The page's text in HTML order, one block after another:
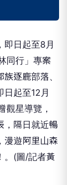
即日起至8月
同行」專案
逐鹿部落、
起至12月
觀星導覽，
，隔日就近暢
漫遊阿里山森
。(圖/記者黃